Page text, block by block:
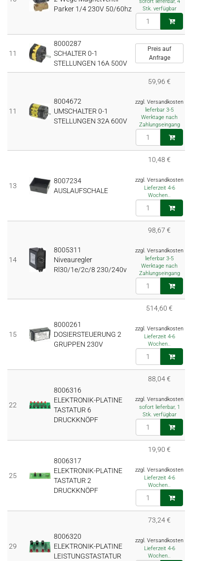
Parker 1/4 230V 50/60hz
sofort lieferbar, 4
Stk. verfügbar
11
8000287
SCHALTER 0-1
STELLUNGEN 16A 500V
Preis auf
Anfrage
11
8004672
UMSCHALTER 0-1
STELLUNGEN 32A 600V
59,96 €
zzgl. Versandkosten
lieferbar 3-5
Werktage nach
Zahlungseingang
13
8007234
AUSLAUFSCHALE
10,48 €
zzgl. Versandkosten
Lieferzeit 4-6
Wochen..
14
8005311
Niveauregler
Rl30/1e/2c/8 230/240v
98,67 €
zzgl. Versandkosten
lieferbar 3-5
Werktage nach
Zahlungseingang
15
8000261
DOSIERSTEUERUNG 2
GRUPPEN 230V
514,60 €
zzgl. Versandkosten
Lieferzeit 4-6
Wochen..
22
8006316
ELEKTRONIK-PLATINE
TASTATUR 6
DRUCKKNÖPF
88,04 €
zzgl. Versandkosten
sofort lieferbar, 1
Stk. verfügbar
25
8006317
ELEKTRONIK-PLATINE
TASTATUR 2
DRUCKKNÖPF
19,90 €
zzgl. Versandkosten
Lieferzeit 4-6
Wochen..
29
8006320
ELEKTRONIK-PLATINE
LEISTUNGSTASTATUR
73,24 €
zzgl. Versandkosten
Lieferzeit 4-6
Wochen..